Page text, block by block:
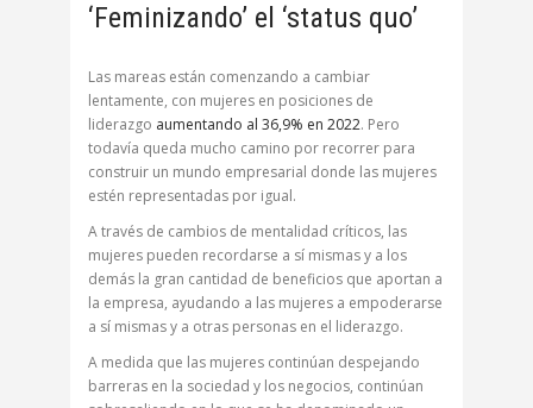
‘Feminizando’ el ‘status quo’
Las mareas están comenzando a cambiar
lentamente, con mujeres en posiciones de
liderazgo aumentando al 36,9% en 2022. Pero
todavía queda mucho camino por recorrer para
construir un mundo empresarial donde las mujeres
estén representadas por igual.
A través de cambios de mentalidad críticos, las
mujeres pueden recordarse a sí mismas y a los
demás la gran cantidad de beneficios que aportan a
la empresa, ayudando a las mujeres a empoderarse
a sí mismas y a otras personas en el liderazgo.
A medida que las mujeres continúan despejando
barreras en la sociedad y los negocios, continúan